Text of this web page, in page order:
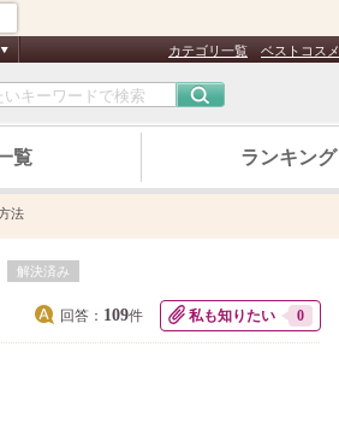
カテゴリ一覧 ベストコスメ
覧 ランキング
法
解決済み
回答： 109件 私も知りたい 0